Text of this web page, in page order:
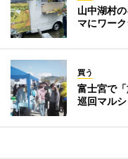
山中湖村
マにワー
買う
富士宮で
巡回マルシ